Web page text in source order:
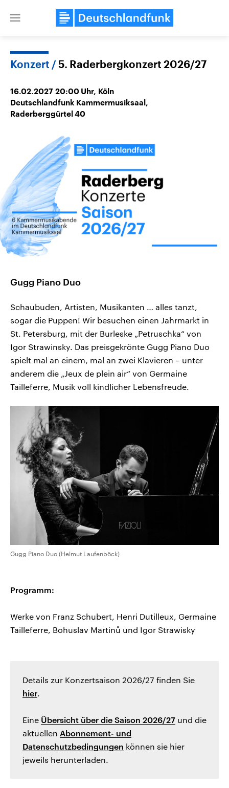
Close
Landtagswahl Sachsen-Anhalt
2026
Alle Informationen
Sachsen-Anhalt wählt am 6.
September 2026 einen neuen
Landtag. Seit 2021 wird das
Bundesland von einer Koalition aus
CDU, SPD und FDP regiert.-
Umfragen, Prognosen,
Wahlprogramme, aktuelle Berichte
USA
Aktuelle Beiträge,
Hintergründe
Wirtschaftlich und
mit großem Einfluss auf
aktuelle Weltgeschehen.
Sendungen
Audio-Archiv
Konzert 5. Raderbergkonzert 2026/27
16.02.2027 20:00 Uhr, Köln
Deutschlandfunk Kammermusiksaal,
Raderberggürtel 40
Gugg Piano Duo
Schaubuden, Artisten, Musikanten … alles tanzt,
sogar die Puppen! Wir besuchen einen Jahrmarkt in
St. Petersburg, mit der Burleske „Petruschka“ von
Igor Strawinsky. Das preisgekrönte Gugg Piano Duo
spielt mal an einem, mal an zwei Klavieren – unter
anderem die „Jeux de plein air“ von Germaine
Tailleferre, Musik voll kindlicher Lebensfreude.
Gugg Piano Duo (Helmut Laufenböck)
Programm:
Werke von Franz Schubert, Henri Dutilleux, Germaine
Tailleferre, Bohuslav Martinů und Igor Strawisky
Details zur Konzertsaison 2026/27 finden Sie
hier.
Eine Übersicht über die Saison 2026/27 und die
aktuellen Abonnement- und
Datenschutzbedingungen können sie hier
jeweils herunterladen.